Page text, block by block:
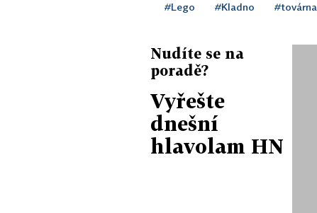
#Lego #Kladno #továrna
Nudíte se na
poradě?
Vyřešte
dnešní
hlavolam HN